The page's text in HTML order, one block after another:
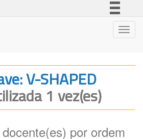
Legislação
Canais
V-SHAPED
1 vez(es)
por ordem